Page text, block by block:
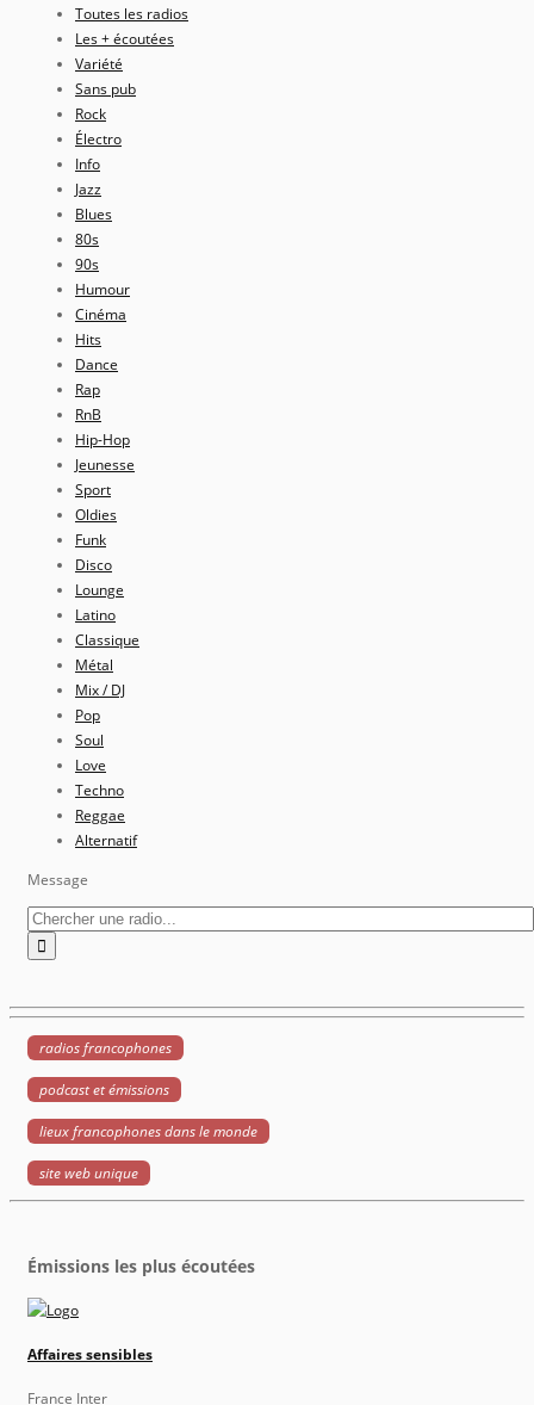
Toutes les radios
Les + écoutées
Variété
Sans pub
Rock
Électro
Info
Jazz
Blues
80s
90s
Humour
Cinéma
Hits
Dance
Rap
RnB
Hip-Hop
Jeunesse
Sport
Oldies
Funk
Disco
Lounge
Latino
Classique
Métal
Mix / DJ
Pop
Soul
Love
Techno
Reggae
Alternatif
Message
radios francophones
podcast et émissions
lieux francophones dans le monde
site web unique
Émissions les plus écoutées
Affaires sensibles
France Inter